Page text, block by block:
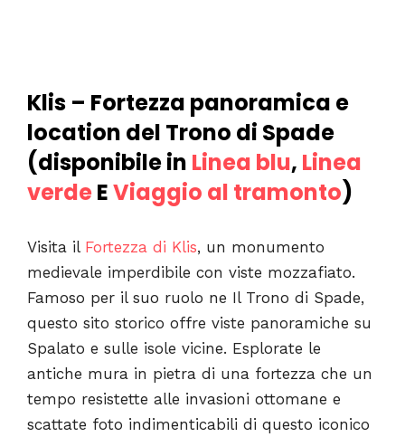
Klis – Fortezza panoramica e
location del Trono di Spade
(disponibile in Linea blu, Linea
verdeEViaggio al tramonto)
Visita il Fortezza di Klis, un monumento
medievale imperdibile con viste mozzafiato.
Famoso per il suo ruolo ne Il Trono di Spade,
questo sito storico offre viste panoramiche su
Spalato e sulle isole vicine. Esplorate le
antiche mura in pietra di una fortezza che un
tempo resistette alle invasioni ottomane e
scattate foto indimenticabili di questo iconico